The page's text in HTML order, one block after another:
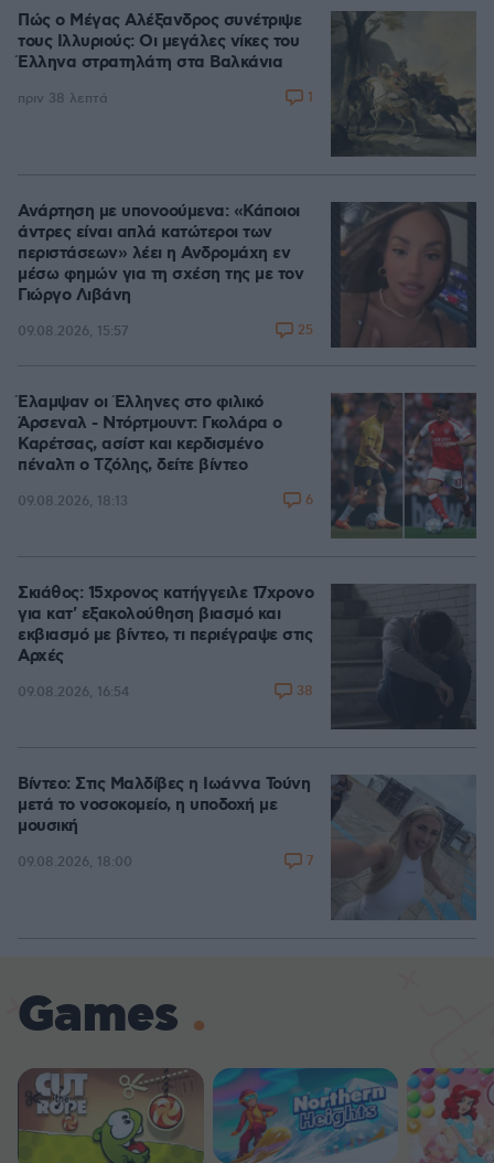
Πώς ο Μέγας Αλέξανδρος συνέτριψε
τους Ιλλυριούς: Οι μεγάλες νίκες του
Έλληνα στρατηλάτη στα Βαλκάνια
πριν 38 λεπτά 1
Ανάρτηση με υπονοούμενα: «Κάποιοι
άντρες είναι απλά κατώτεροι των
περιστάσεων» λέει η Ανδρομάχη εν
μέσω φημών για τη σχέση της με τον
Γιώργο Λιβάνη
09.08.2026, 15:57 25
Έλαμψαν οι Έλληνες στο φιλικό
Άρσεναλ - Ντόρτμουντ: Γκολάρα ο
Καρέτσας, ασίστ και κερδισμένο
πέναλτι ο Τζόλης, δείτε βίντεο
09.08.2026, 18:13 6
Σκιάθος: 15χρονος κατήγγειλε 17χρονο
για κατ' εξακολούθηση βιασμό και
εκβιασμό με βίντεο, τι περιέγραψε στις
Αρχές
09.08.2026, 16:54 38
Βίντεο: Στις Μαλδίβες η Ιωάννα Τούνη
μετά το νοσοκομείο, η υποδοχή με
μουσική
09.08.2026, 18:00 7
Games